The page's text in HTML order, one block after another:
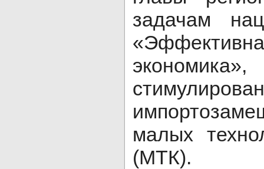
задачам
малых
(МТК).